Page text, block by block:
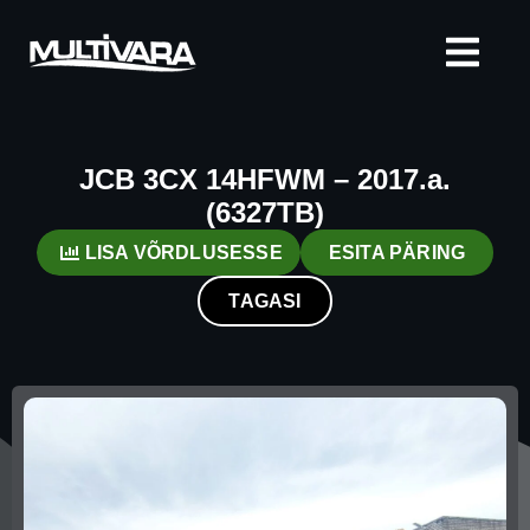
JCB 3CX 14HFWM – 2017.a.
(6327TB)
LISA VÕRDLUSESSE ESITA PÄRING
TAGASI